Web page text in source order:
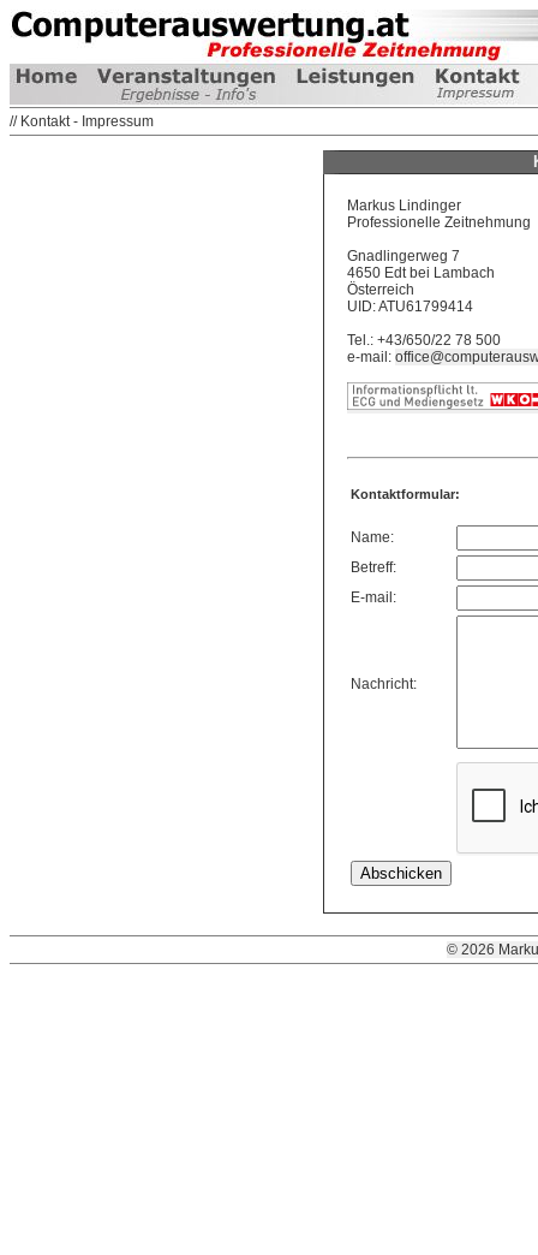
// Kontakt - Impressum
Markus Lindinger
Professionelle Zeitnehmung
Gnadlingerweg 7
4650 Edt bei Lambach
Österreich
UID: ATU61799414
Tel.: +43/650/22 78 500
e-mail:
Kontaktformular:
Name:
Betreff:
E-mail:
Nachricht:
© 2026